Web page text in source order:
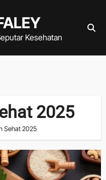
Kesehatan
2025
Sehat 2025